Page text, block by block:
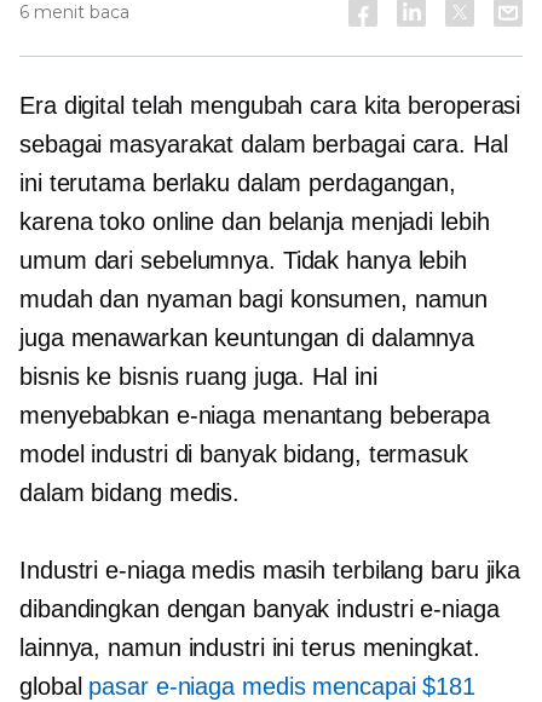
6 menit baca
Era digital telah mengubah cara kita beroperasi
sebagai masyarakat dalam berbagai cara. Hal
ini terutama berlaku dalam perdagangan,
karena toko online dan belanja menjadi lebih
umum dari sebelumnya. Tidak hanya lebih
mudah dan nyaman bagi konsumen, namun
juga menawarkan keuntungan di dalamnya
bisnis ke bisnisruang juga. Hal ini
menyebabkan e-niaga menantang beberapa
model industri di banyak bidang, termasuk
dalam bidang medis.
Industri e-niaga medis masih terbilang baru jika
dibandingkan dengan banyak industri e-niaga
lainnya, namun industri ini terus meningkat.
global pasar e-niaga medis mencapai $181